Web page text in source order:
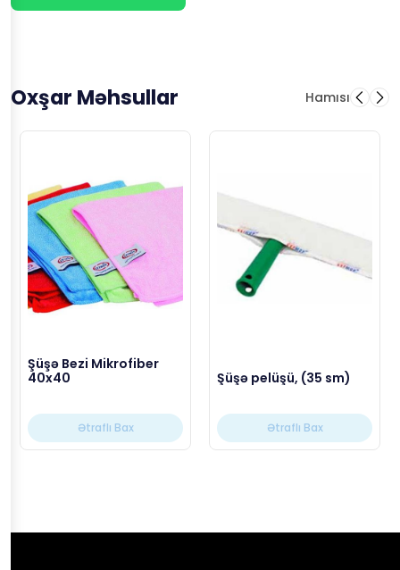
Oxşar Məhsullar Hamısı
Şüşə Bezi Mikrofiber
40x40
Ətraflı Bax
Şüşə pelüşü, (35 sm)
Ətraflı Bax